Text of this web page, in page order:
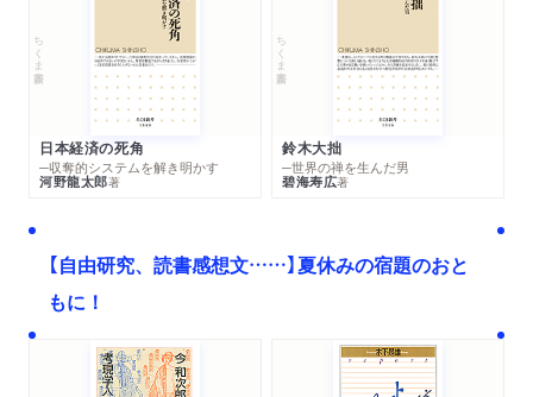
ちくま新書
日本経済の死角
─収奪的システムを解き明かす
河野龍太郎著
ちくま新書
鈴木大拙
─世界の禅を生んだ男
碧海寿広著
【自由研究、読書感想文……】夏休みの宿題のおと
もに！